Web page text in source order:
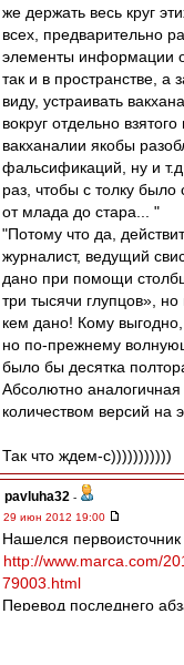
же держать весь круг
всех, предварительно
элементы информации
так и в пространстве, а
виду, устраивать
вокруг отдельно
вакханалии якобы
фальсификаций, ну и
раз, чтобы с толку
от млада до стара... "
"Потому что да,
журналист, ведущий
дано при помощи
три тысячи глупцов», но
кем дано! Кому выгодно,
но по-прежнему
было бы десятка
Абсолютно аналогичная
количеством версий на
Так что ждем-с)))))))))))
pavluha32 -
29 июн 2012 19:00
Нашелся первоисточник
http://www.marca.com/
79003.html
Перевод последнего